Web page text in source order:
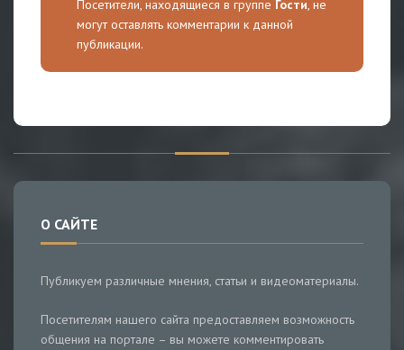
Посетители, находящиеся в группе Гости, не
могут оставлять комментарии к данной
публикации.
О САЙТЕ
Публикуем различные мнения, статьи и видеоматериалы.
Посетителям нашего сайта предоставляем возможность
общения на портале – вы можете комментировать